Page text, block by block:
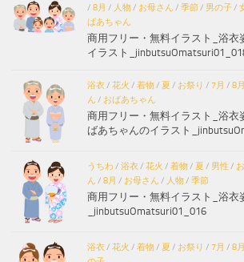
/ 8月 / 人物/ お母さん / 季節/ 男の子/
ばあちゃん
商用フリー・無料イラスト_浴衣
イラスト
浴衣/ 花火 / 着物/ 夏 / お祭り / 7月 / 8月
ん / おばあちゃん
商用フリー・無料イラスト_浴衣
ばあちゃんのイラスト
うちわ/ 浴衣/ 花火 / 着物/ 夏 / 男性 /
ん / 8月 / お母さん / 人物/ 季節
商用フリー・無料イラスト_浴衣
_jinbutsuOmatsuri01_016
浴衣/ 花火 / 着物/ 夏 / お祭り / 7月 / 8月